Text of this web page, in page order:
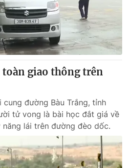
toàn giao thông trên
cung đường Bàu Trắng, tỉnh
tử vong là bài học đắt giá về
lái trên đường đèo dốc.